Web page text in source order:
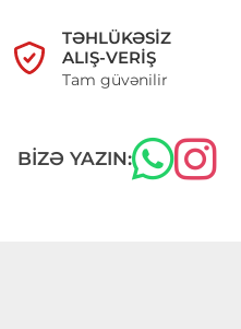
TƏHLÜKƏSIZ
ALIŞ-VERIŞ
Tam güvənilir
BIZƏ YAZIN: